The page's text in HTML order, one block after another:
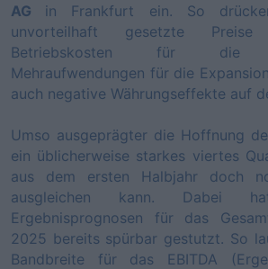
AG in Frankfurt ein. So
unvorteilhaft gesetzte
Betriebskosten für die
Mehraufwendungen für die
auch negative Währungseffekte auf
Umso ausgeprägter die Hoffnung
ein üblicherweise starkes viertes
aus dem ersten Halbjahr doch
ausgleichen kann. Dabei
Ergebnisprognosen für das
2025 bereits spürbar gestutzt. So
Bandbreite für das EBITDA